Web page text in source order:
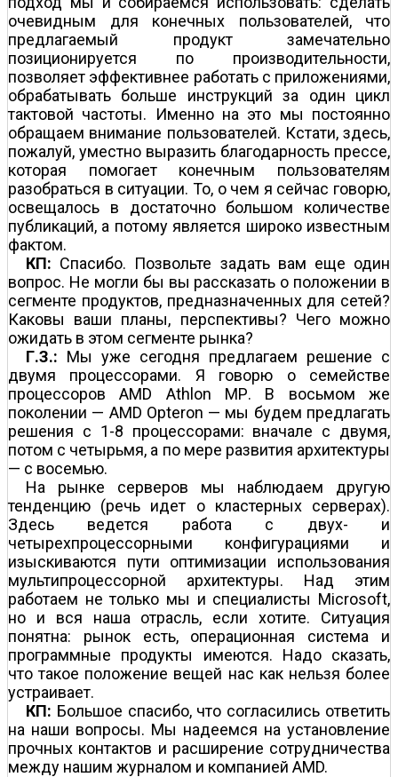
очевидным для конечных пользователей, что
предлагаемый продукт замечательно
позиционируется по производительности,
позволяет эффективнее работать с приложениями,
обрабатывать больше инструкций за один цикл
тактовой частоты. Именно на это мы постоянно
обращаем внимание пользователей. Кстати, здесь,
пожалуй, уместно выразить благодарность прессе,
которая помогает конечным пользователям
разобраться в ситуации. То, о чем я сейчас говорю,
освещалось в достаточно большом количестве
публикаций, а потому является широко известным
фактом.
КП: Спасибо. Позвольте задать вам еще один
вопрос. Не могли бы вы рассказать о положении в
сегменте продуктов, предназначенных для сетей?
Каковы ваши планы, перспективы? Чего можно
ожидать в этом сегменте рынка?
Г.З.: Мы уже сегодня предлагаем решение с
двумя процессорами. Я говорю о семействе
процессоров AMD Athlon МР. В восьмом же
поколении — AMD Opteron — мы будем предлагать
решения с 1-8 процессорами: вначале с двумя,
потом с четырьмя, а по мере развития архитектуры
— с восемью.
На рынке серверов мы наблюдаем другую
тенденцию (речь идет о кластерных серверах).
Здесь ведется работа с двух- и
четырехпроцессорными конфигурациями и
изыскиваются пути оптимизации использования
мультипроцессорной архитектуры. Над этим
работаем не только мы и специалисты Microsoft,
но и вся наша отрасль, если хотите. Ситуация
понятна: рынок есть, операционная система и
программные продукты имеются. Надо сказать,
что такое положение вещей нас как нельзя более
устраивает.
КП: Большое спасибо, что согласились ответить
на наши вопросы. Мы надеемся на установление
прочных контактов и расширение сотрудничества
между нашим журналом и компанией AMD.